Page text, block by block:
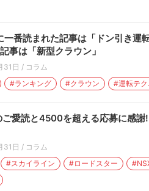
一番読まれた記事は「ドン引き運
事は「新型クラウン」
31日 / コラム
#ランキング #クラウン #運転テク
愛読と4500を超える応募に感
31日 / コラム
#スカイライン #ロードスター